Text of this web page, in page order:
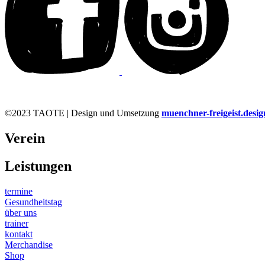
©2023 TAOTE | Design und Umsetzung muenchner-
Verein
Leistungen
termine
Gesundheitstag
über uns
trainer
kontakt
Merchandise
Shop